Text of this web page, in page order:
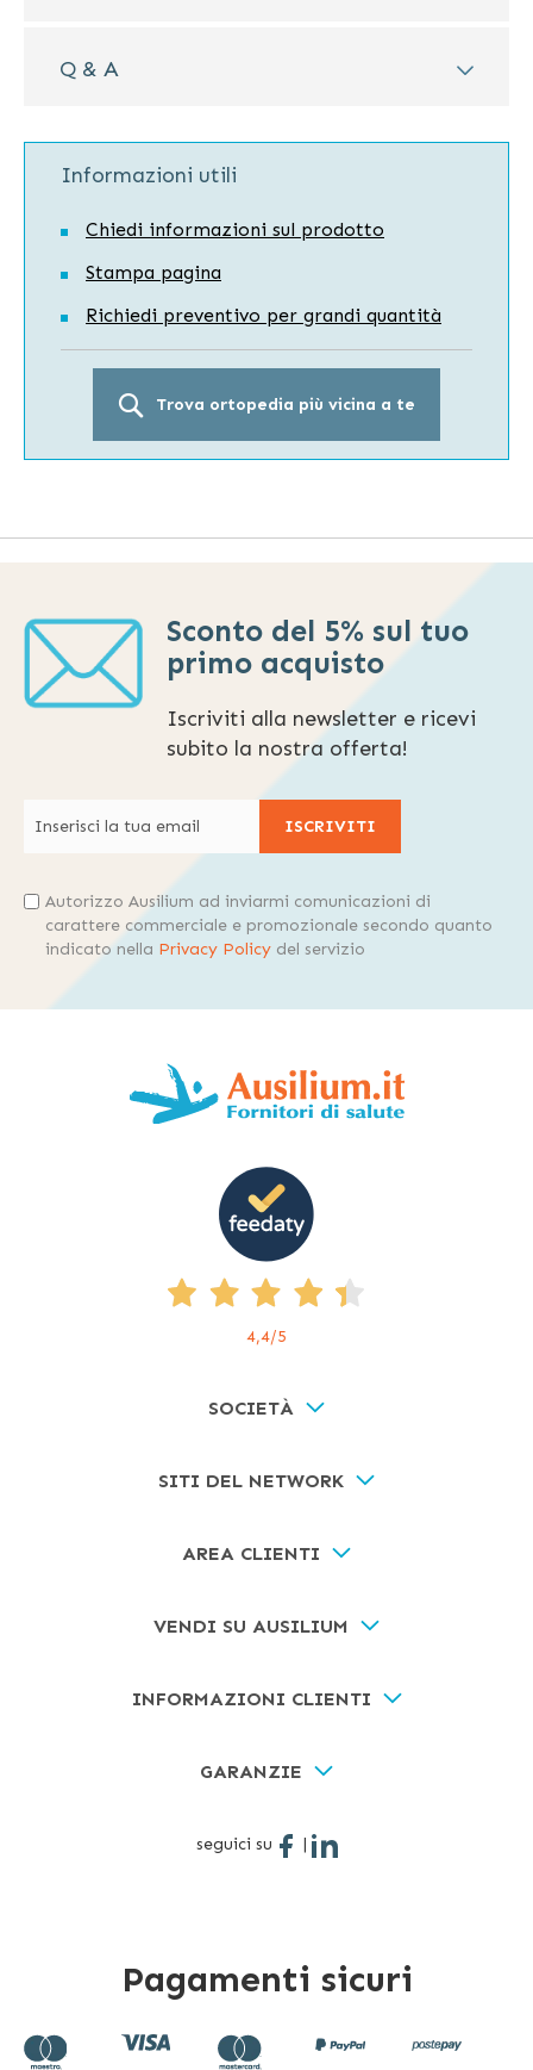
Q & A
Informazioni utili
Chiedi informazioni sul prodotto
Stampa pagina
Richiedi preventivo per grandi quantità
Trova ortopedia più vicina a te
Sconto del 5% sul tuo
primo acquisto
Iscriviti alla newsletter e ricevi
subito la nostra offerta!
ISCRIVITI
Autorizzo Ausilium ad inviarmi comunicazioni di
carattere commerciale e promozionale secondo quanto
indicato nella Privacy Policy del servizio
4,4/5
SOCIETÀ
SITI DEL NETWORK
AREA CLIENTI
VENDI SU AUSILIUM
INFORMAZIONI CLIENTI
GARANZIE
seguici su |
Pagamenti sicuri